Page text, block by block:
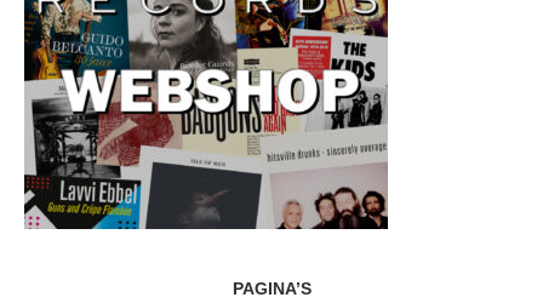
PAGINA’S